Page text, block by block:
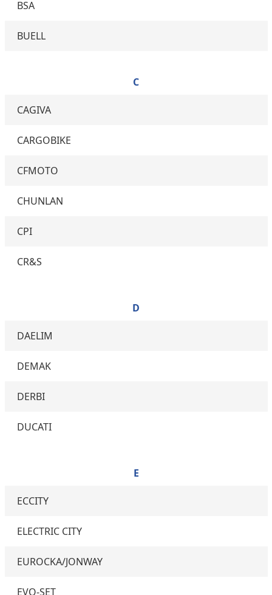
BSA
BUELL
C
CAGIVA
CARGOBIKE
CFMOTO
CHUNLAN
CPI
CR&S
D
DAELIM
DEMAK
DERBI
DUCATI
E
ECCITY
ELECTRIC CITY
EUROCKA/JONWAY
EVO-SET